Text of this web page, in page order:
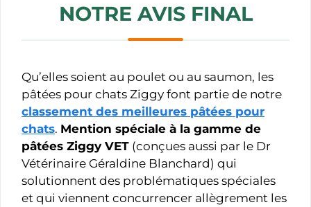
NOTRE AVIS FINAL
Qu’elles soient au poulet ou au saumon, les
pâtées pour chats Ziggy font partie de notre
classement des meilleures pâtées pour
chats. Mention spéciale à la gamme de
pâtées Ziggy VET (conçues aussi par le Dr
Vétérinaire Géraldine Blanchard) qui
solutionnent des problématiques spéciales
et qui viennent concurrencer allègrement les